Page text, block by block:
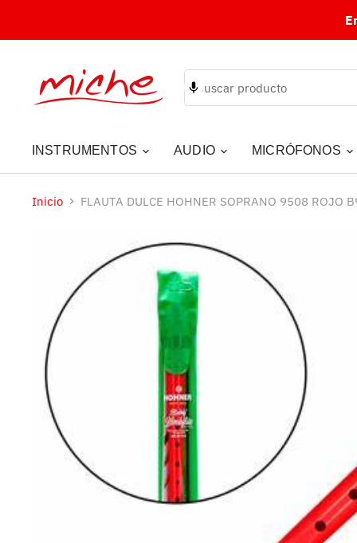
INSTRUMENTOS AUDIO MICRÓFONOS
Inicio FLAUTA DULCE HOHNER SOPRANO 9508 ROJO